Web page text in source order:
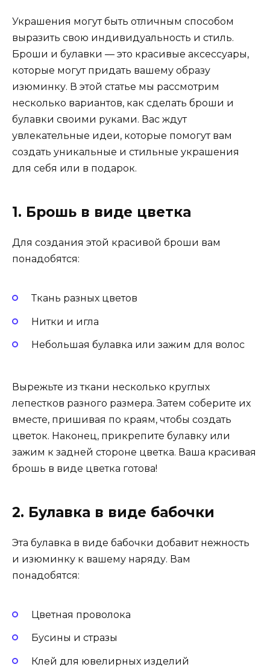
Украшения могут быть отличным способом
выразить свою индивидуальность и стиль.
Броши и булавки — это красивые аксессуары,
которые могут придать вашему образу
изюминку. В этой статье мы рассмотрим
несколько вариантов, как сделать броши и
булавки своими руками. Вас ждут
увлекательные идеи, которые помогут вам
создать уникальные и стильные украшения
для себя или в подарок.
1. Брошь в виде цветка
Для создания этой красивой броши вам
понадобятся:
Ткань разных цветов
Нитки и игла
Небольшая булавка или зажим для волос
Вырежьте из ткани несколько круглых
лепестков разного размера. Затем соберите их
вместе, пришивая по краям, чтобы создать
цветок. Наконец, прикрепите булавку или
зажим к задней стороне цветка. Ваша красивая
брошь в виде цветка готова!
2. Булавка в виде бабочки
Эта булавка в виде бабочки добавит нежность
и изюминку к вашему наряду. Вам
понадобятся:
Цветная проволока
Бусины и стразы
Клей для ювелирных изделий